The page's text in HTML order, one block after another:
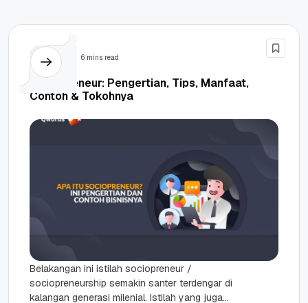
Bisnis 6 mins read
Sociopreneur: Pengertian, Tips, Manfaat,
Contoh & Tokohnya
Belakangan ini istilah sociopreneur /
sociopreneurship semakin santer terdengar di
kalangan generasi milenial. Istilah yang juga